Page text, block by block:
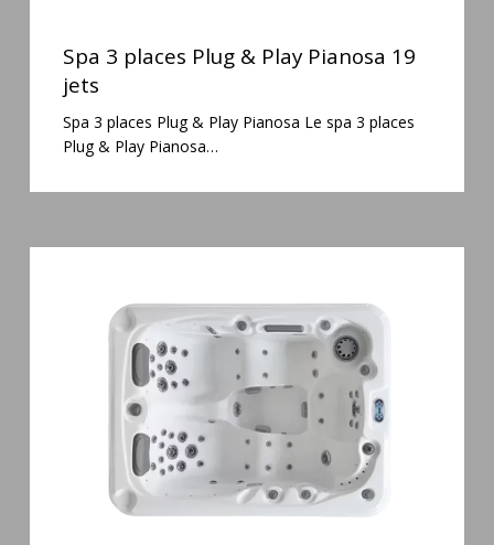
places
Plug
Play
Spa 3 places Plug & Play Pianosa 19
jets
Spa 3 places Plug & Play Pianosa Le spa 3 places
Plug & Play Pianosa…
hydromassage